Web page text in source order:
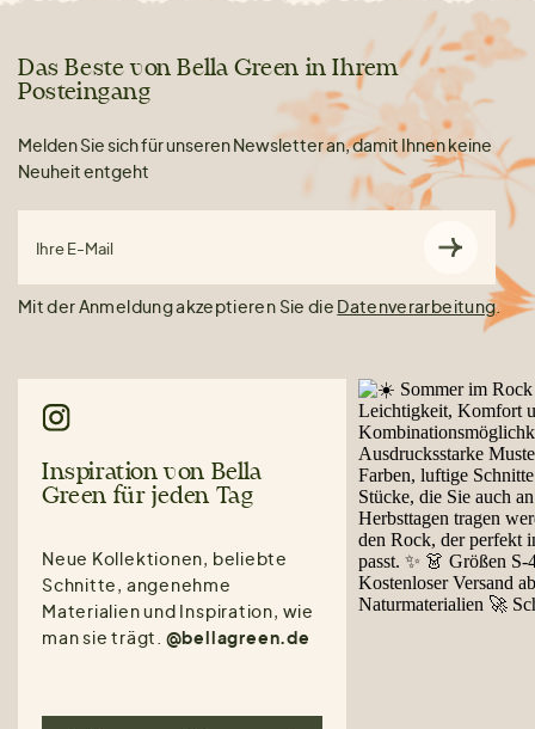
Das Beste von Bella Green in Ihrem
Posteingang
Melden Sie sich für unseren Newsletter an, damit Ihnen keine
Neuheit entgeht
Ihre E-Mail
Mit der Anmeldung akzeptieren Sie die Datenverarbeitung.
Inspiration von Bella
Green für jeden Tag
Neue Kollektionen, beliebte
Schnitte, angenehme
Materialien und Inspiration, wie
man sie trägt. @bellagreen.de